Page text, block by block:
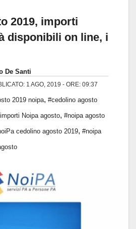
2019, importi
disponibili on line, i
De Santi
1 AGO, 2019 - ORE: 09:37
2019 noipa, #cedolino agosto
Noipa agosto, #noipa agosto
cedolino agosto 2019, #noipa